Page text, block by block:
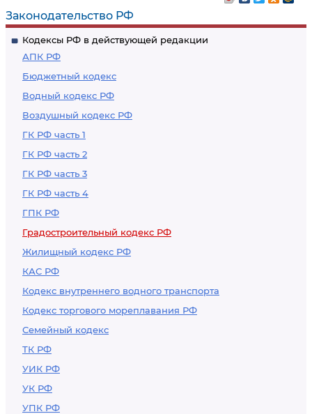
Законодательство РФ
Кодексы РФ в действующей редакции
АПК РФ
Бюджетный кодекс
Водный кодекс РФ
Воздушный кодекс РФ
ГК РФ часть 1
ГК РФ часть 2
ГК РФ часть 3
ГК РФ часть 4
ГПК РФ
Градостроительный кодекс РФ
Жилищный кодекс РФ
КАС РФ
Кодекс внутреннего водного транспорта
Кодекс торгового мореплавания РФ
Семейный кодекс
ТК РФ
УИК РФ
УК РФ
УПК РФ
генерального плана
поселения, проекта
генерального плана
муниципального
округа, проекта
генерального плана
городского округа
документов
территориального
планирования